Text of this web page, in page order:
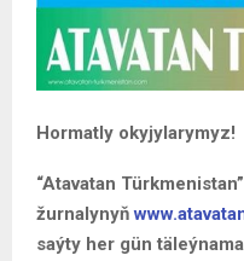
Hormatly okyjylarymyz!
“Atavatan
žurnalynyň
saýty her gün